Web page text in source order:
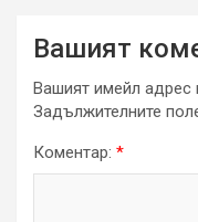
Вашият
Вашият имейл адрес
Задължителните
Коментар: *